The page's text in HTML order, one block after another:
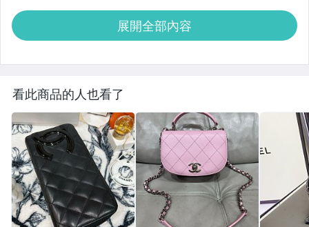
展開全部內容
看此商品的人也看了